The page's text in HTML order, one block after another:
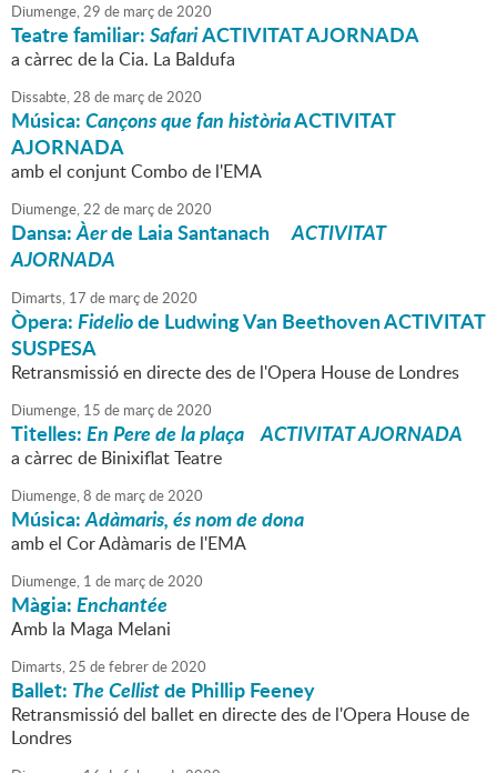
Diumenge,29 de marçde2020
Teatre familiar:SafariACTIVITAT AJORNADA
a càrrec de la Cia. La Baldufa
Dissabte,28 de marçde2020
Música:Cançons que fan històriaACTIVITAT
AJORNADA
amb el conjunt Combo de l'EMA
Diumenge,22 de marçde2020
Dansa:Àerde Laia SantanachACTIVITAT
AJORNADA
Dimarts, 17 de marçde2020
Òpera:Fideliode Ludwing Van Beethoven ACTIVITAT
SUSPESA
Retransmissió en directe des de l'Opera House de Londres
Diumenge, 15 de marçde2020
Titelles:En Pere de la plaça ACTIVITAT AJORNADA
a càrrec de Binixiflat Teatre
Diumenge,8 de marçde2020
Música:Adàmaris, és nom de dona
amb el Cor Adàmaris de l'EMA
Diumenge, 1 de marçde2020
Màgia:Enchantée
Amb la Maga Melani
Dimarts,25 defebrerde2020
Ballet: The Cellistde Phillip Feeney
Retransmissió del ballet en directe des de l'Opera House de
Londres